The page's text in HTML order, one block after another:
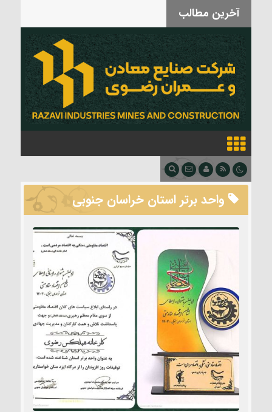
آخرین مطالب
بدرقه آقای شهید
واحد برتر استان خراسان جنوبی